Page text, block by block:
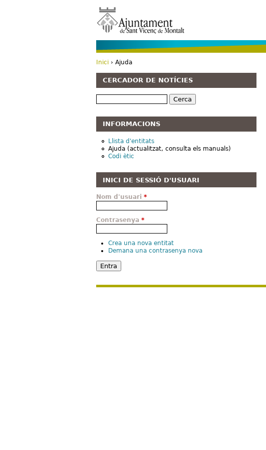
Esteu aquí
Inici › Ajuda
CERCADOR DE NOTÍCIES
Cerca
INFORMACIONS
Llista d'entitats
Ajuda (actualitzat, consulta els manuals)
Codi ètic
INICI DE SESSIÓ D'USUARI
Nom d'usuari *
Contrasenya *
Crea una nova entitat
Demana una contrasenya nova